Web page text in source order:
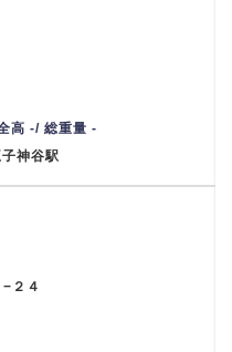
高 -/ 総重量 -
子神谷駅
２４